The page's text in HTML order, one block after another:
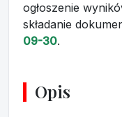
ogłoszenie
składanie
09-30.
Opis